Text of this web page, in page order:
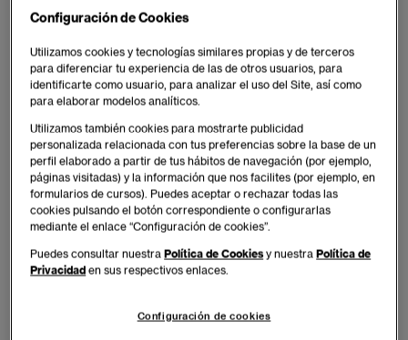
Publicado:
Start today - Historias que empiezan en EAE
La protagonista de este nuevo episodio de Historias
que empiezan en EAE siempre fue una exploradora.
De niña, utilizaba su imaginación para viajar más allá
de su país, ahora de mayor, y con ese sueño ya
cumplido, utiliza su creatividad para ayudar a otros a
alcanzar sus metas. Marcia Maciel, Head of Madrid
Open Future en Telefónica Open Innovation nos
cuenta su historia:
Configuración de Cookies
Utilizamos cookies y tecnologías similares propias y de terceros
para diferenciar tu experiencia de las de otros usuarios, para
identificarte como usuario, para analizar el uso del Site, así como
para elaborar modelos analíticos.
Utilizamos también cookies para mostrarte publicidad
personalizada relacionada con tus preferencias sobre la base de un
perfil elaborado a partir de tus hábitos de navegación (por ejemplo,
páginas visitadas) y la información que nos facilites (por ejemplo, en
formularios de cursos). Puedes aceptar o rechazar todas las
cookies pulsando el botón correspondiente o configurarlas
mediante el enlace “Configuración de cookies”.
Puedes consultar nuestraPolítica de Cookies y nuestraPolítica de
Privacidad en sus respectivos enlaces.
Configuración de cookies